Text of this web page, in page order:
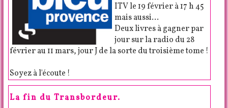
ITV le 19 février à 17 h 45
mais aussi...
Deux livres à gagner par
jour sur la radio du 28
février au 11 mars, jour J de la sorte du troisième tome !
Soyez à l'écoute !
La fin du Transbordeur.